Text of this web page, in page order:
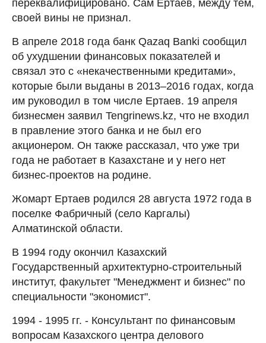
переквалифицировано. Сам Ертаев, между тем,
своей вины не признал.
В апреле 2018 года банк Qazaq Banki сообщил
об ухудшении финансовых показателей и
связал это с «некачественными кредитами»,
которые были выданы в 2013–2016 годах, когда
им руководил в том числе Ертаев. 19 апреля
бизнесмен заявил Tengrinews.kz, что не входил
в правление этого банка и не был его
акционером. Он также рассказал, что уже три
года не работает в Казахстане и у него нет
бизнес-проектов на родине.
Жомарт Ертаев родился 28 августа 1972 года в
поселке Фабричный (село Каргалы)
Алматинской области.
В 1994 году окончил Казахский
Государственный архитектурно-строительный
институт, факультет "Менеджмент и бизнес" по
специальности "экономист".
1994 - 1995 гг. - Консультант по финансовым
вопросам Казахского центра делового